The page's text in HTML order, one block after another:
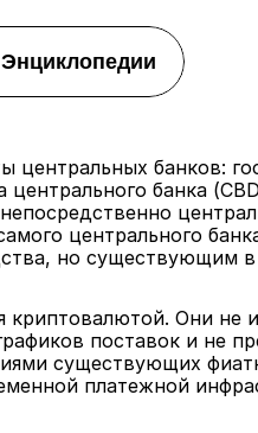
Энциклопедии
центральных банков:
центрального банка
центрального
но существующим
криптовалютой. Они
поставок и не
существующих
платежной